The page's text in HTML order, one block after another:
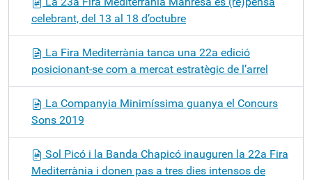
celebrant, del 13 al 18 d’octubre
La Fira Mediterrània tanca una 22a edició
posicionant-se com a mercat estratègic de l’arrel
La Companyia Minimíssima guanya el Concurs
Sons 2019
Sol Picó i la Banda Chapicó inauguren la 22a Fira
Mediterrània i donen pas a tres dies intensos de